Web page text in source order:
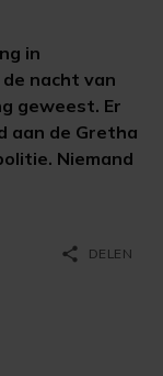
in
nacht van
geweest. Er
aan de Gretha
Niemand
share DELEN